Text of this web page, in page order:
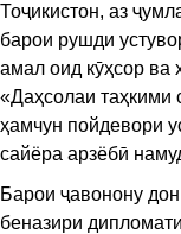
Тоҷикистон, аз
барои рушди
амал оид кӯҳсор ва
«Даҳсолаи таҳкими
ҳамчун пойдевори
сайёра арзёбӣ
​Барои ҷавонону
беназири